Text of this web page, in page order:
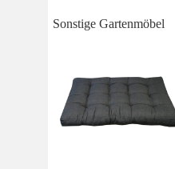
Sonstige Gartenmöbel